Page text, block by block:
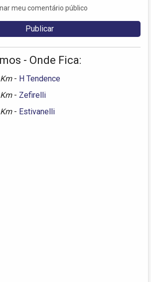
meu comentário público
- Onde Fica:
- H Tendence
- Zefirelli
- Estivanelli